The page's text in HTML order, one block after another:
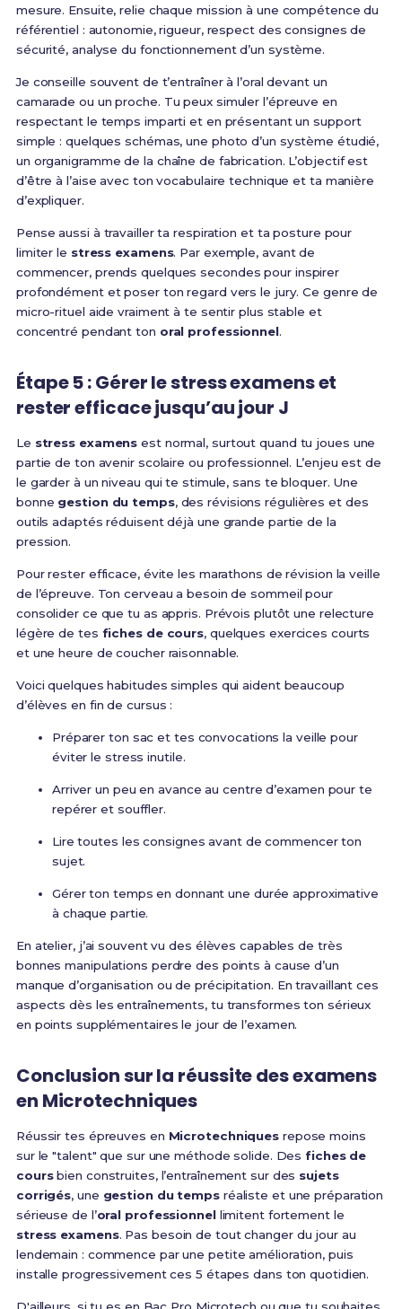
mesure. Ensuite, relie chaque mission à une compétence du
référentiel : autonomie, rigueur, respect des consignes de
sécurité, analyse du fonctionnement d’un système.
Je conseille souvent de t’entraîner à l’oral devant un
camarade ou un proche. Tu peux simuler l’épreuve en
respectant le temps imparti et en présentant un support
simple : quelques schémas, une photo d’un système étudié,
un organigramme de la chaîne de fabrication. L’objectif est
d’être à l’aise avec ton vocabulaire technique et ta manière
d’expliquer.
Pense aussi à travailler ta respiration et ta posture pour
limiter le stress examens. Par exemple, avant de
commencer, prends quelques secondes pour inspirer
profondément et poser ton regard vers le jury. Ce genre de
micro-rituel aide vraiment à te sentir plus stable et
concentré pendant ton oral professionnel.
Étape 5 : Gérer le stress examens et
rester efficace jusqu’au jour J
Le stress examens est normal, surtout quand tu joues une
partie de ton avenir scolaire ou professionnel. L’enjeu est de
le garder à un niveau qui te stimule, sans te bloquer. Une
bonne gestion du temps, des révisions régulières et des
outils adaptés réduisent déjà une grande partie de la
pression.
Pour rester efficace, évite les marathons de révision la veille
de l’épreuve. Ton cerveau a besoin de sommeil pour
consolider ce que tu as appris. Prévois plutôt une relecture
légère de tes fiches de cours, quelques exercices courts
et une heure de coucher raisonnable.
Voici quelques habitudes simples qui aident beaucoup
d’élèves en fin de cursus :
Préparer ton sac et tes convocations la veille pour
éviter le stress inutile.
Arriver un peu en avance au centre d’examen pour te
repérer et souffler.
Lire toutes les consignes avant de commencer ton
sujet.
Gérer ton temps en donnant une durée approximative
à chaque partie.
En atelier, j’ai souvent vu des élèves capables de très
bonnes manipulations perdre des points à cause d’un
manque d’organisation ou de précipitation. En travaillant ces
aspects dès les entraînements, tu transformes ton sérieux
en points supplémentaires le jour de l’examen.
Conclusion sur la réussite des examens
en Microtechniques
Réussir tes épreuves en Microtechniques repose moins
sur le "talent" que sur une méthode solide. Desfiches de
coursbien construites, l’entraînement sur des sujets
corrigés, une gestion du tempsréaliste et une préparation
sérieuse de l’oral professionnellimitent fortement le
stress examens. Pas besoin de tout changer du jour au
lendemain : commence par une petite amélioration, puis
installe progressivement ces 5 étapes dans ton quotidien.